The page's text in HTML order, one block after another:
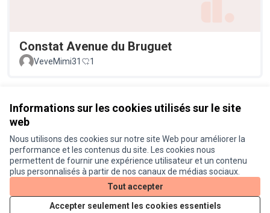
Informations sur les cookies utilisés sur le site
web
Nous utilisons des cookies sur notre site Web pour améliorer la
performance et les contenus du site. Les cookies nous
permettent de fournir une expérience utilisateur et un contenu
plus personnalisés à partir de nos canaux de médias sociaux.
Tout accepter
Accepter seulement les cookies essentiels
Constat Avenue du Bruguet
VeveMimi31 1
Conditions d'utilisation
Paramètres des cookies
Je participe ! sur X
(Lien externe)
Je participe ! sur Facebook
Je participe ! sur Instagram